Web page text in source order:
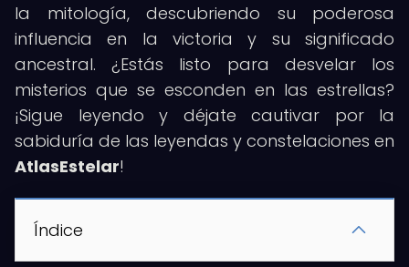
la mitología, descubriendo su poderosa
influencia en la victoria y su significado
ancestral. ¿Estás listo para desvelar los
misterios que se esconden en las estrellas?
¡Sigue leyendo y déjate cautivar por la
sabiduría de las leyendas y constelaciones en
AtlasEstelar!
Índice